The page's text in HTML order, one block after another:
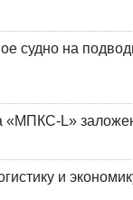
судно на
«МПКС-L»
и